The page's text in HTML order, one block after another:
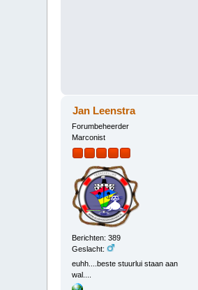
Jan Leenstra
Forumbeheerder
Marconist
Berichten: 389
Geslacht:
euhh....beste stuurlui staan aan
wal....